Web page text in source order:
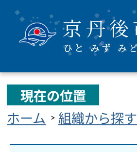
現在の位置
ホーム
組織から探す